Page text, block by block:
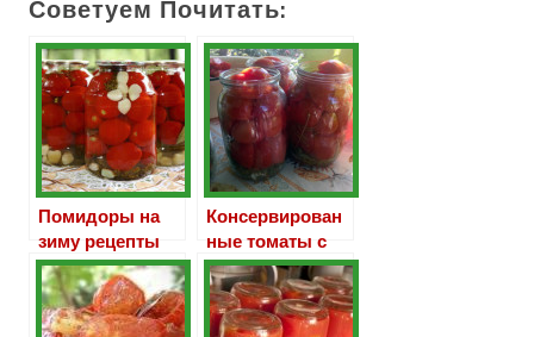
Советуем Почитать:
Помидоры на
зиму рецепты
без
стерилизации
Консервирован
ные томаты с
кетчупом Чили